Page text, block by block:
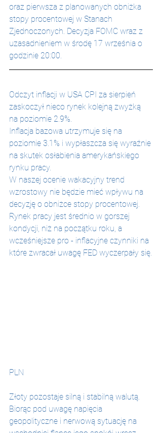
oraz pierwsza z planowanych obniżka
stopy procentowej w Stanach
Zjednoczonych. Decyzja FOMC wraz z
uzasadnieniem w środę 17 września o
godzinie 20:00.
Odczyt inflacji w USA CPI za sierpień
zaskoczył nieco rynek kolejną zwyżką
na poziomie 2.9%.
Inflacja bazowa utrzymuje się na
poziomie 3.1% i wypłaszcza się wyraźnie
na skutek osłabienia amerykańskiego
rynku pracy.
W naszej ocenie wakacyjny trend
wzrostowy nie będzie mieć wpływu na
decyzję o obniżce stopy procentowej.
Rynek pracy jest średnio w gorszej
kondycji, niż na początku roku, a
wcześniejsze pro - inflacyjne czynniki na
które zwracał uwagę FED wyczerpały się.
PLN
Złoty pozostaje silną i stabilną walutą.
Biorąc pod uwagę napięcia
geopolityczne i nerwową sytuację na